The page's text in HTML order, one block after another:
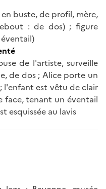
buste, de profil, mère,
: de dos) ; figure
de l'artiste, surveille
de dos ; Alice porte un
l'enfant est vêtu de clair
face, tenant un éventail
esquissée au lavis